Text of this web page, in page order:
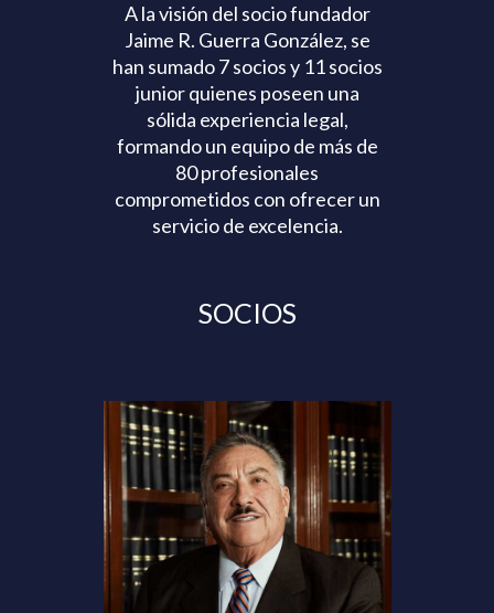
A la visión del socio fundador
Jaime R. Guerra González, se
han sumado 7 socios y 11 socios
junior quienes poseen una
sólida experiencia legal,
formando un equipo de más de
80 profesionales
comprometidos con ofrecer un
servicio de excelencia.
SOCIOS